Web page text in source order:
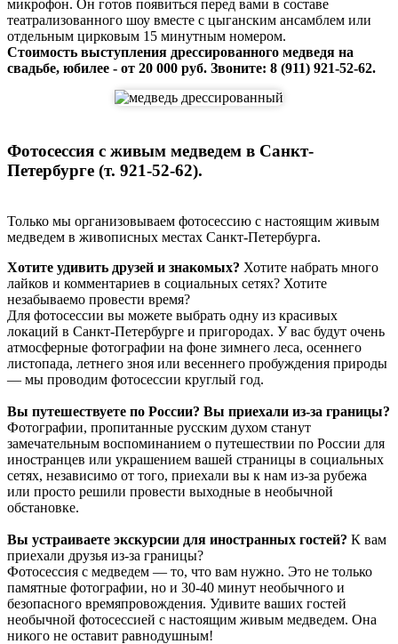
микрофон. Он готов появиться перед вами в составе
театрализованного шоу вместе с цыганским ансамблем или
отдельным цирковым 15 минутным номером.
Стоимость выступления дрессированного медведя на
свадьбе, юбилее - от 20 000 руб. Звоните: 8 (911) 921-52-62.
Фотосессия с живым медведем в Санкт-
Петербурге (т. 921-52-62).
Только мы организовываем фотосессию с настоящим живым
медведем в живописных местах Санкт-Петербурга.
Хотите удивить друзей и знакомых? Хотите набрать много
лайков и комментариев в социальных сетях? Хотите
незабываемо провести время?
Для фотосессии вы можете выбрать одну из красивых
локаций в Санкт-Петербурге и пригородах. У вас будут очень
атмосферные фотографии на фоне зимнего леса, осеннего
листопада, летнего зноя или весеннего пробуждения природы
— мы проводим фотосессии круглый год.
Вы путешествуете по России? Вы приехали из-за границы?
Фотографии, пропитанные русским духом станут
замечательным воспоминанием о путешествии по России для
иностранцев или украшением вашей страницы в социальных
сетях, независимо от того, приехали вы к нам из-за рубежа
или просто решили провести выходные в необычной
обстановке.
Вы устраиваете экскурсии для иностранных гостей? К вам
приехали друзья из-за границы?
Фотосессия с медведем — то, что вам нужно. Это не только
памятные фотографии, но и 30-40 минут необычного и
безопасного времяпровождения. Удивите ваших гостей
необычной фотосессией с настоящим живым медведем. Она
никого не оставит равнодушным!